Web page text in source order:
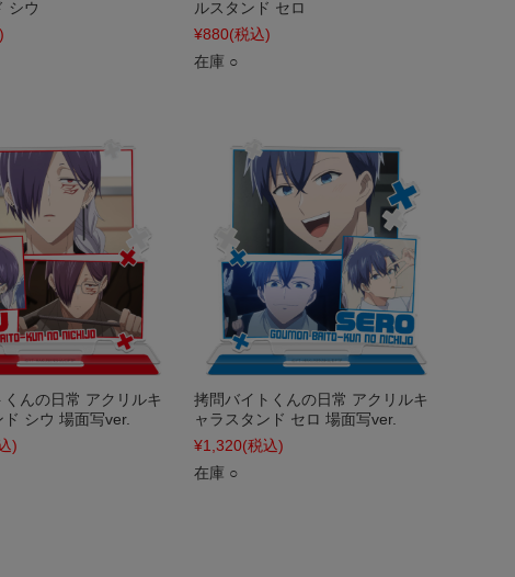
シウ
ルスタンド セロ
¥880(税込)
在庫 ○
んの日常 アクリルキ
ド シウ 場面写ver.
)
拷問バイトくんの日常 アクリルキ
ャラスタンド セロ 場面写ver.
¥1,320(税込)
在庫 ○